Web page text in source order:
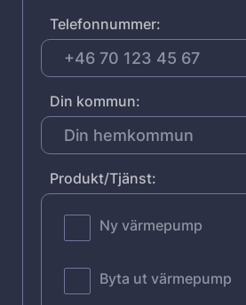
Telefonnummer:
Din kommun:
Produkt/Tjänst:
Ny värmepump
Byta ut värmepump